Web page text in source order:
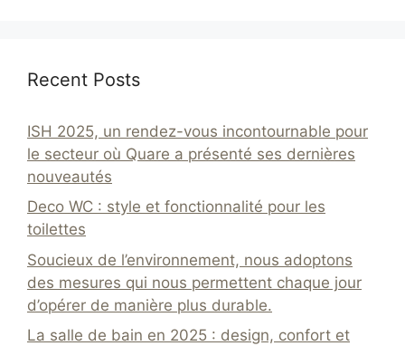
Recent Posts
ISH 2025, un rendez-vous incontournable pour
le secteur où Quare a présenté ses dernières
nouveautés
Deco WC : style et fonctionnalité pour les
toilettes
Soucieux de l’environnement, nous adoptons
des mesures qui nous permettent chaque jour
d’opérer de manière plus durable.
La salle de bain en 2025 : design, confort et